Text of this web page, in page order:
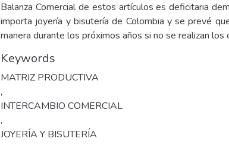
Balanza Comercial de estos artículos es deficitaria
importa joyería y bisutería de Colombia y se prevé
manera durante los próximos años si no se realizan los
Keywords
MATRIZ PRODUCTIVA
,
INTERCAMBIO COMERCIAL
,
JOYERÍA Y BISUTERÍA